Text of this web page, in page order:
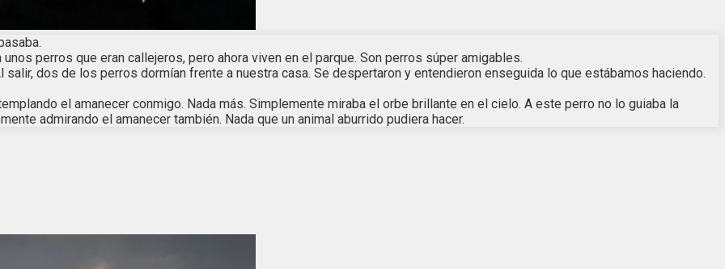
perros que eran callejeros, pero ahora viven en el parque. Son perros súper amigables.
salir, dos de los perros dormían frente a nuestra casa. Se despertaron y entendieron enseguida lo que estábamos haciendo.
el amanecer conmigo. Nada más. Simplemente miraba el orbe brillante en el cielo. A este perro no lo guiaba la
admirando el amanecer también. Nada que un animal aburrido pudiera hacer.